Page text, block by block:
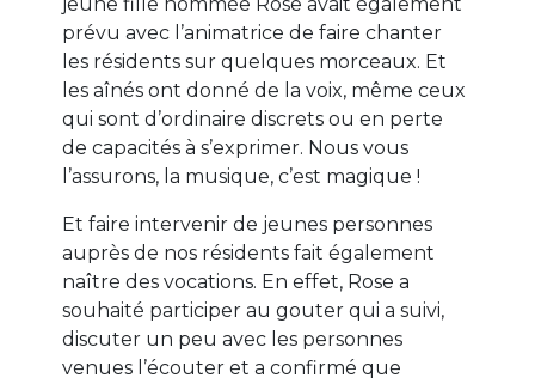
jeune fille nommée Rose avait également
prévu avec l’animatrice de faire chanter
les résidents sur quelques morceaux. Et
les aînés ont donné de la voix, même ceux
qui sont d’ordinaire discrets ou en perte
de capacités à s’exprimer. Nous vous
l’assurons, la musique, c’est magique !
Et faire intervenir de jeunes personnes
auprès de nos résidents fait également
naître des vocations. En effet, Rose a
souhaité participer au gouter qui a suivi,
discuter un peu avec les personnes
venues l’écouter et a confirmé que